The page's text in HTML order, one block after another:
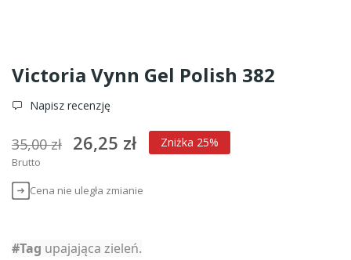
Victoria Vynn Gel Polish 382
Napisz recenzję
35,00 zł 26,25 zł Zniżka 25%
Brutto
Cena nie uległa zmianie
#Tag upajająca zieleń.